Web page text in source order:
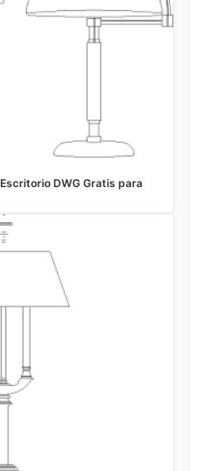
DWG Gratis para